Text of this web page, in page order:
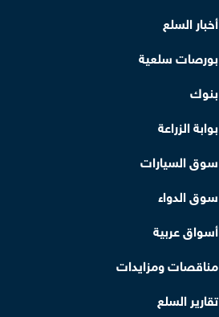
أخبار السلع
بورصات سلعية
بنوك
بوابة الزراعة
سوق السيارات
سوق الدواء
أسواق عربية
مناقصات ومزايدات
تقارير السلع